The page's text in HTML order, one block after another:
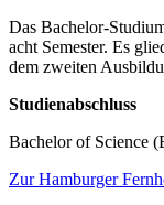
Das Bachelor-
acht Semester. Es
dem zweiten
Studienabschluss
Bachelor of Science
Zur Hamburger